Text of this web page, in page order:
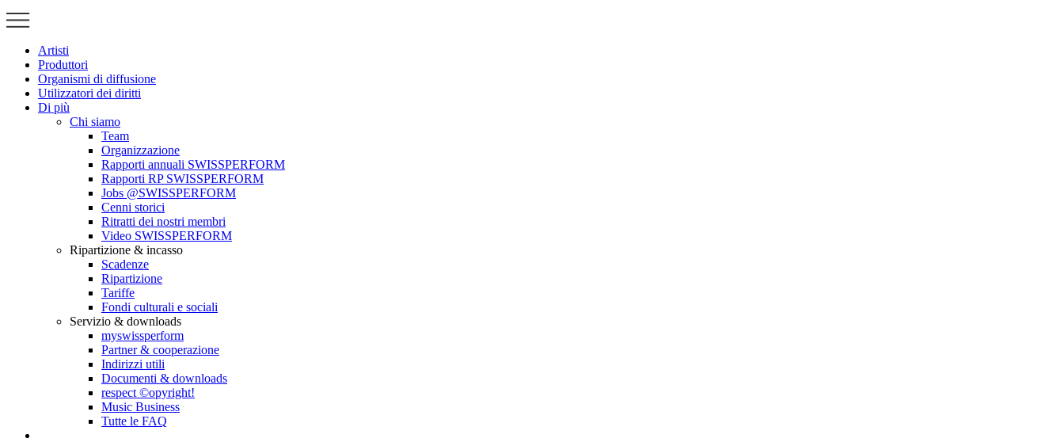
Artisti
Produttori
Organismi di diffusione
Utilizzatori dei diritti
Di più
Chi siamo
Team
Organizzazione
Rapporti annuali SWISSPERFORM
Rapporti RP SWISSPERFORM
Jobs @SWISSPERFORM
Cenni storici
Ritratti dei nostri membri
Video SWISSPERFORM
Ripartizione & incasso
Scadenze
Ripartizione
Tariffe
Fondi culturali e sociali
Servizio & downloads
myswissperform
Partner & cooperazione
Indirizzi utili
Documenti & downloads
respect ©opyright!
Music Business
Tutte le FAQ